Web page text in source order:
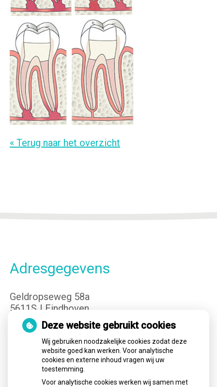
« Terug naar het overzicht
Adresgegevens
Geldropseweg 58a
5611SJ Eindhoven
Tel:040-3400149
E-mail: info@cvteindhoven.nl
Openingstijden
Deze website gebruikt cookies
Wij gebruiken noodzakelijke cookies zodat deze
website goed kan werken. Voor analytische
cookies en externe inhoud vragen wij uw
toestemming.
Voor analytische cookies werken wij samen met